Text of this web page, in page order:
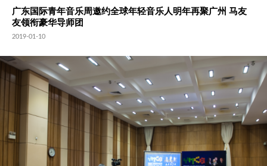
广东国际青年音乐周邀约全球年轻音乐人明年再聚广州 马友
友领衔豪华导师团
2019-01-10